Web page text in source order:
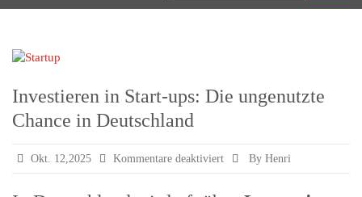
Referenzen
Investieren in Start-ups: Die ungenutzte
Chance in Deutschland
Okt. 12,2025 Kommentare deaktiviertfür
By Henri